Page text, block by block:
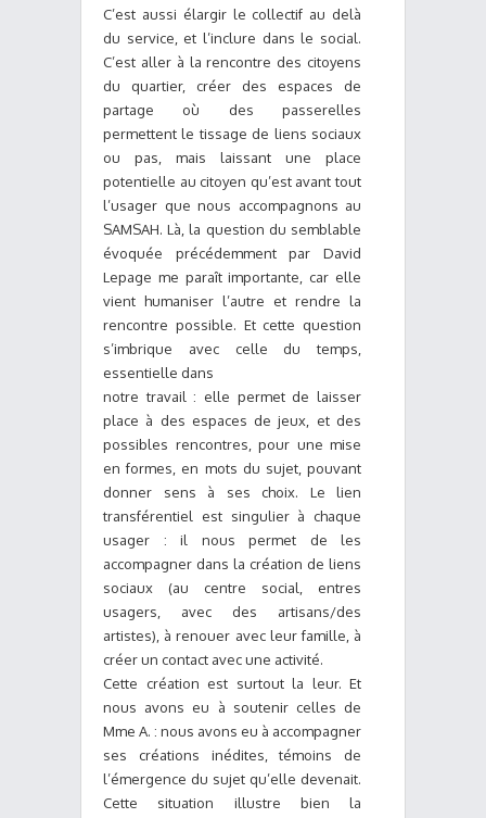
C’est aussi élargir le collectif au delà
du service, et l’inclure dans le social.
C’est aller à la rencontre des citoyens
du quartier, créer des espaces de
partage où des passerelles
permettent le tissage de liens sociaux
ou pas, mais laissant une place
potentielle au citoyen qu’est avant tout
l’usager que nous accompagnons au
SAMSAH. Là, la question du semblable
évoquée précédemment par David
Lepage me paraît importante, car elle
vient humaniser l’autre et rendre la
rencontre possible. Et cette question
s’imbrique avec celle du temps,
essentielle dans
notre travail : elle permet de laisser
place à des espaces de jeux, et des
possibles rencontres, pour une mise
en formes, en mots du sujet, pouvant
donner sens à ses choix. Le lien
transférentiel est singulier à chaque
usager : il nous permet de les
accompagner dans la création de liens
sociaux (au centre social, entres
usagers, avec des artisans/des
artistes), à renouer avec leur famille, à
créer un contact avec une activité.
Cette création est surtout la leur. Et
nous avons eu à soutenir celles de
Mme A. : nous avons eu à accompagner
ses créations inédites, témoins de
l’émergence du sujet qu’elle devenait.
Cette situation illustre bien la